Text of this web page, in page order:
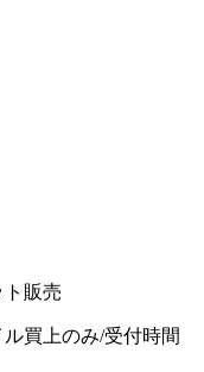
販売
買上のみ/受付時間